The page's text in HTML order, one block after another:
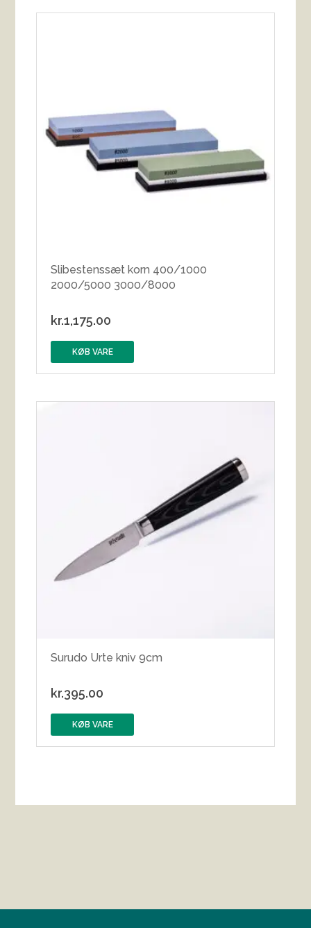
Slibestenssæt korn 400/1000
2000/5000 3000/8000
kr.1,175.00
KØB VARE
Surudo Urte kniv 9cm
kr.395.00
KØB VARE